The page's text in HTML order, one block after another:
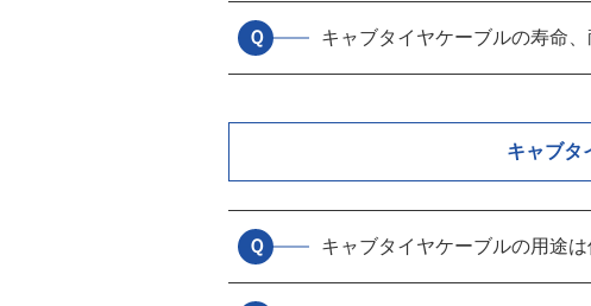
Ｑ キャブタイヤケーブルの寿命
キャブタ
Ｑ キャブタイヤケーブルの用途は